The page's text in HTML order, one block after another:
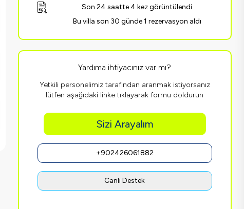
Son 24 saatte 4 kez görüntülendi
Bu villa son 30 günde 1 rezervasyon aldı
Yardıma ihtiyacınız var mı?
Yetkili personelimiz tarafından aranmak istiyorsanız
lütfen aşağıdaki linke tıklayarak formu doldurun
Sizi Arayalım
+902426061882
Canlı Destek